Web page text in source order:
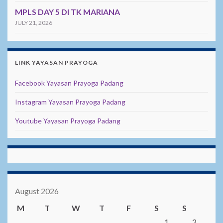
MPLS DAY 5 DI TK MARIANA
JULY 21, 2026
LINK YAYASAN PRAYOGA
Facebook Yayasan Prayoga Padang
Instagram Yayasan Prayoga Padang
Youtube Yayasan Prayoga Padang
August 2026
M
T W T F S
S